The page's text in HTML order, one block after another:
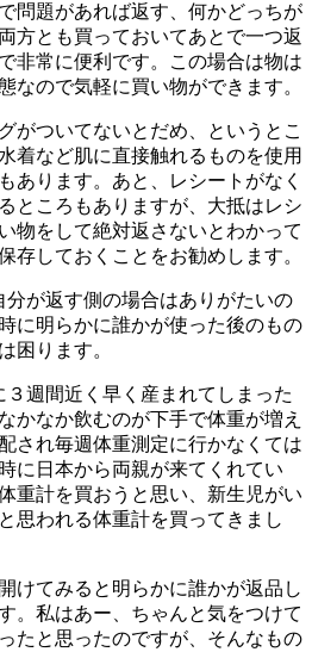
問題があれば返す、何かどっちが
方とも買っておいてあとで一つ返
非常に便利です。この場合は物は
なので気軽に買い物ができます。
がついてないとだめ、というとこ
着など肌に直接触れるものを使用
あります。あと、レシートがなく
ところもありますが、大抵はレシ
物をして絶対返さないとわかって
存しておくことをお勧めします。
分が返す側の場合はありがたいの
に明らかに誰かが使った後のもの
困ります。
週間近く早く産まれてしまった
かなか飲むのが下手で体重が増え
され毎週体重測定に行かなくては
に日本から両親が来てくれてい
重計を買おうと思い、新生児がい
思われる体重計を買ってきまし
けてみると明らかに誰かが返品し
。私はあー、ちゃんと気をつけて
たと思ったのですが、そんなもの